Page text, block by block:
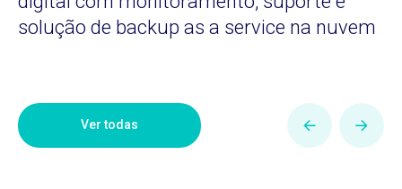
solução de backup as a service na nuvem
Ver todas